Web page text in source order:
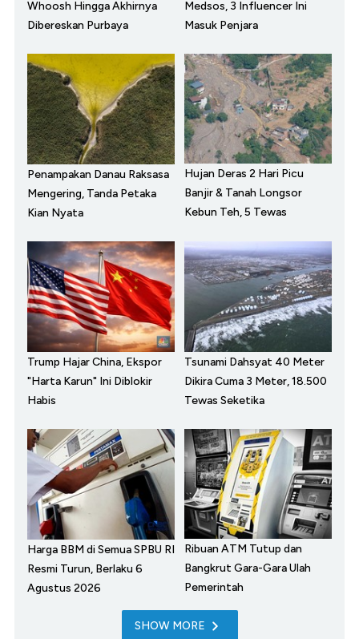
Whoosh Hingga Akhirnya
Dibereskan Purbaya
Medsos, 3 Influencer Ini
Masuk Penjara
Penampakan Danau Raksasa
Mengering, Tanda Petaka
Kian Nyata
Hujan Deras 2 Hari Picu
Banjir & Tanah Longsor
Kebun Teh, 5 Tewas
Trump Hajar China, Ekspor
"Harta Karun" Ini Diblokir
Habis
Tsunami Dahsyat 40 Meter
Dikira Cuma 3 Meter, 18.500
Tewas Seketika
Harga BBM di Semua SPBU RI
Resmi Turun, Berlaku 6
Agustus 2026
Ribuan ATM Tutup dan
Bangkrut Gara-Gara Ulah
Pemerintah
SHOW MORE